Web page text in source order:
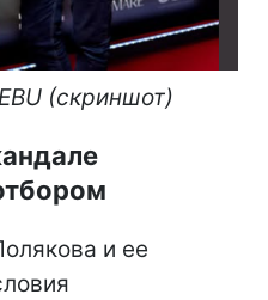
(скриншот)
и ее